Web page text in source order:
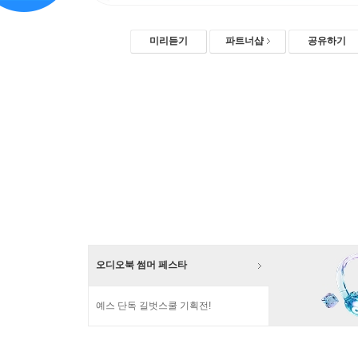
미리듣기 파트너샵 공유하기
오디오북 썸머 페스타
예스 단독 길벗스쿨 기획전!